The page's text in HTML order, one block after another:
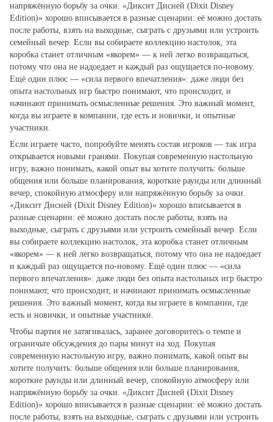
напряжённую борьбу за очки. «Диксит Дисней (Dixit Disney
Edition)» хорошо вписывается в разные сценарии: её можно достать
после работы, взять на выходные, сыграть с друзьями или устроить
семейный вечер. Если вы собираете коллекцию настолок, эта
коробка станет отличным «якорем» — к ней легко возвращаться,
потому что она не надоедает и каждый раз ощущается по‑новому.
Ещё один плюс — «сила первого впечатления»: даже люди без
опыта настольных игр быстро понимают, что происходит, и
начинают принимать осмысленные решения. Это важный момент,
когда вы играете в компании, где есть и новички, и опытные
участники.
Если играете часто, попробуйте менять состав игроков — так игра
открывается новыми гранями. Покупая современную настольную
игру, важно понимать, какой опыт вы хотите получить: больше
общения или больше планирования, короткие раунды или длинный
вечер, спокойную атмосферу или напряжённую борьбу за очки.
«Диксит Дисней (Dixit Disney Edition)» хорошо вписывается в
разные сценарии: её можно достать после работы, взять на
выходные, сыграть с друзьями или устроить семейный вечер. Если
вы собираете коллекцию настолок, эта коробка станет отличным
«якорем» — к ней легко возвращаться, потому что она не надоедает
и каждый раз ощущается по‑новому. Ещё один плюс — «сила
первого впечатления»: даже люди без опыта настольных игр быстро
понимают, что происходит, и начинают принимать осмысленные
решения. Это важный момент, когда вы играете в компании, где
есть и новички, и опытные участники.
Чтобы партия не затягивалась, заранее договоритесь о темпе и
ограничьте обсуждения до пары минут на ход. Покупая
современную настольную игру, важно понимать, какой опыт вы
хотите получить: больше общения или больше планирования,
короткие раунды или длинный вечер, спокойную атмосферу или
напряжённую борьбу за очки. «Диксит Дисней (Dixit Disney
Edition)» хорошо вписывается в разные сценарии: её можно достать
после работы, взять на выходные, сыграть с друзьями или устроить